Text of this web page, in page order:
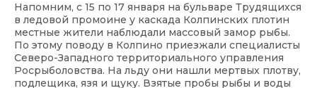
Напомним, с 15 по 17 января на бульваре Трудящихся
в ледовой промоине у каскада Колпинских плотин
местные жители наблюдали массовый замор рыбы.
По этому поводу в Колпино приезжали специалисты
Северо-Западного территориального управления
Росрыболовства. На льду они нашли мертвых плотву,
подлещика, язя и щуку. Взятые пробы рыбы и воды